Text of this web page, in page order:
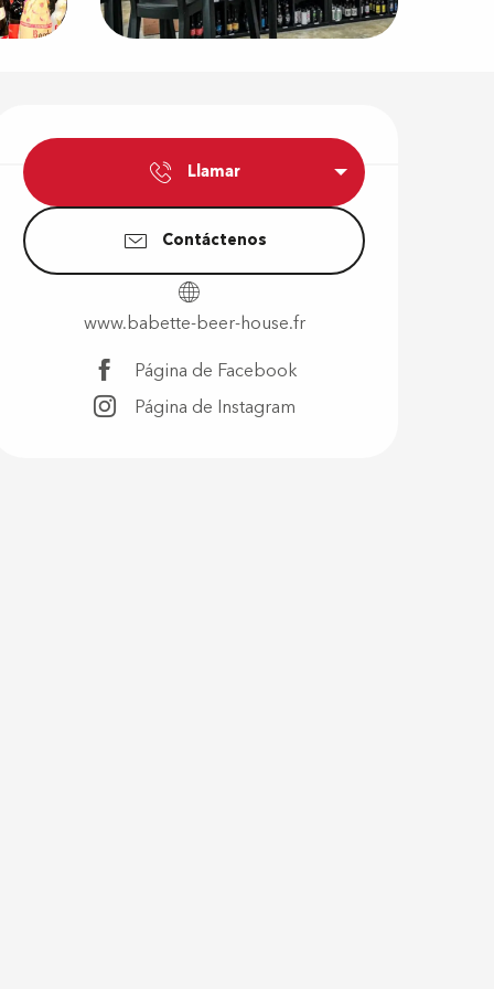
Horarios y
Llamar
Contáctenos
www.babette-beer-house.fr
Página de Facebook
Página de Instagram